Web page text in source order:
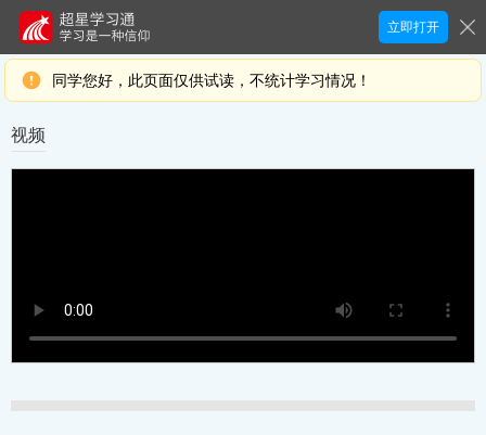
立即打开
同学您好，此页面仅供试读，不统计学习情况！
视频